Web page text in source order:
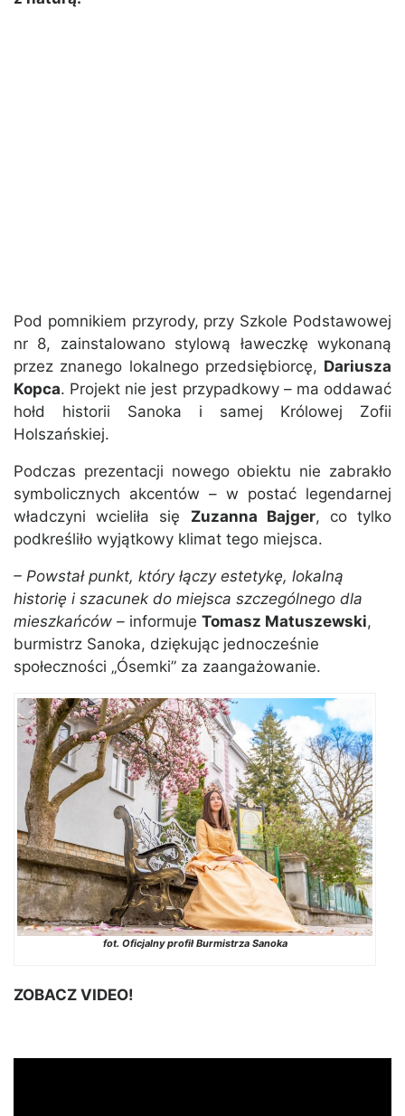
Pod pomnikiem przyrody, przy Szkole Podstawowej
nr 8, zainstalowano stylową ławeczkę wykonaną
przez znanego lokalnego przedsiębiorcę, Dariusza
Kopca. Projekt nie jest przypadkowy – ma oddawać
hołd historii Sanoka i samej Królowej Zofii
Holszańskiej.
Podczas prezentacji nowego obiektu nie zabrakło
symbolicznych akcentów – w postać legendarnej
władczyni wcieliła się Zuzanna Bajger, co tylko
podkreśliło wyjątkowy klimat tego miejsca.
– Powstał punkt, który łączy estetykę, lokalną
historię i szacunek do miejsca szczególnego dla
mieszkańców – informuje Tomasz Matuszewski,
burmistrz Sanoka, dziękując jednocześnie
społeczności „Ósemki” za zaangażowanie.
fot. Oficjalny profił Burmistrza Sanoka
ZOBACZ VIDEO!